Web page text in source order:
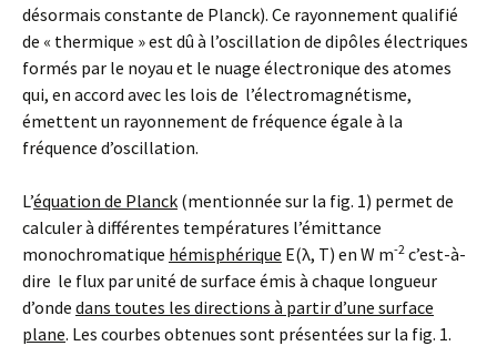
désormais constante de Planck). Ce rayonnement qualifié
de « thermique » est dû à l’oscillation de dipôles électriques
formés par le noyau et le nuage électronique des atomes
qui, en accord avec les lois de l’électromagnétisme,
émettent un rayonnement de fréquence égale à la
fréquence d’oscillation.
L’équation de Planck (mentionnée sur la fig. 1) permet de
calculer à différentes températures l’émittance
monochromatique hémisphérique E(λ, T) en W m-2 c’est-à-
dire le flux par unité de surface émis à chaque longueur
d’onde dans toutes les directions à partir d’une surface
plane. Les courbes obtenues sont présentées sur la fig. 1.